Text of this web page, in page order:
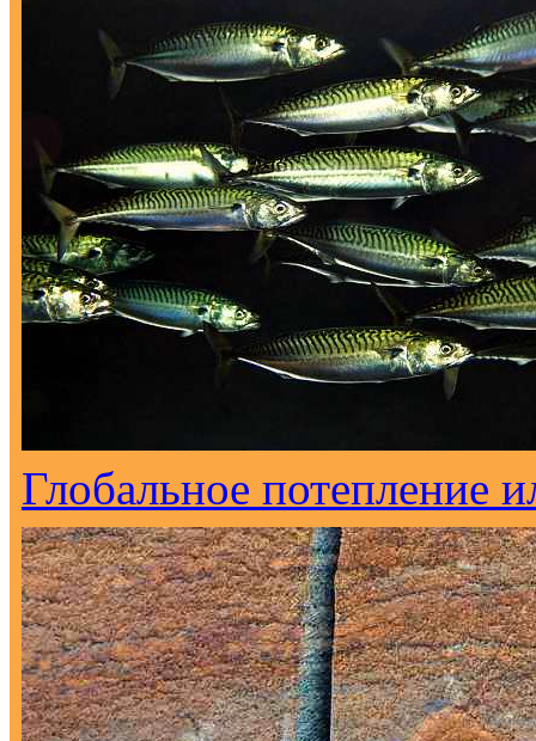
Глобальное потепление